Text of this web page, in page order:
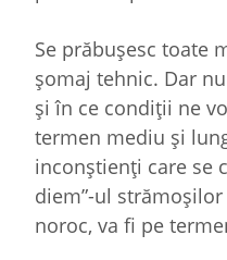
Se prăbuşesc toate
şomaj tehnic. Dar
şi în ce condiţii ne
termen mediu şi
inconştienţi care se
diem”-ul
noroc, va fi pe